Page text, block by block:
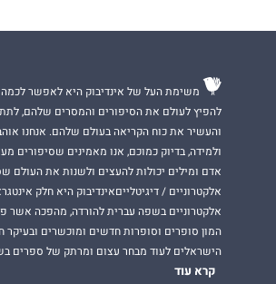
משימת העל של אינדיבוק היא לאפשר לכמה
להפיץ לעולם את הסיפורים והמסרים שלהם,
והעשיר את כוח הקריאה בעולם שלהם. אנחנו
ולמידה, בדיוק כמוכם, אנו מאמינים שסיפורים
אדם ומילים יכולות להעצים ולשנות את העולם
אלקטרוניים / דיגיטלייםאינדיבוק היא חלק
אלקטרוניים בשפה עברית להורדה, מהפכה אשר
המון סופרים וסופרות חדשים ומוכשרים
הישראלים לעוד מבחר עצום ומרתק של ספרים
קרא עוד